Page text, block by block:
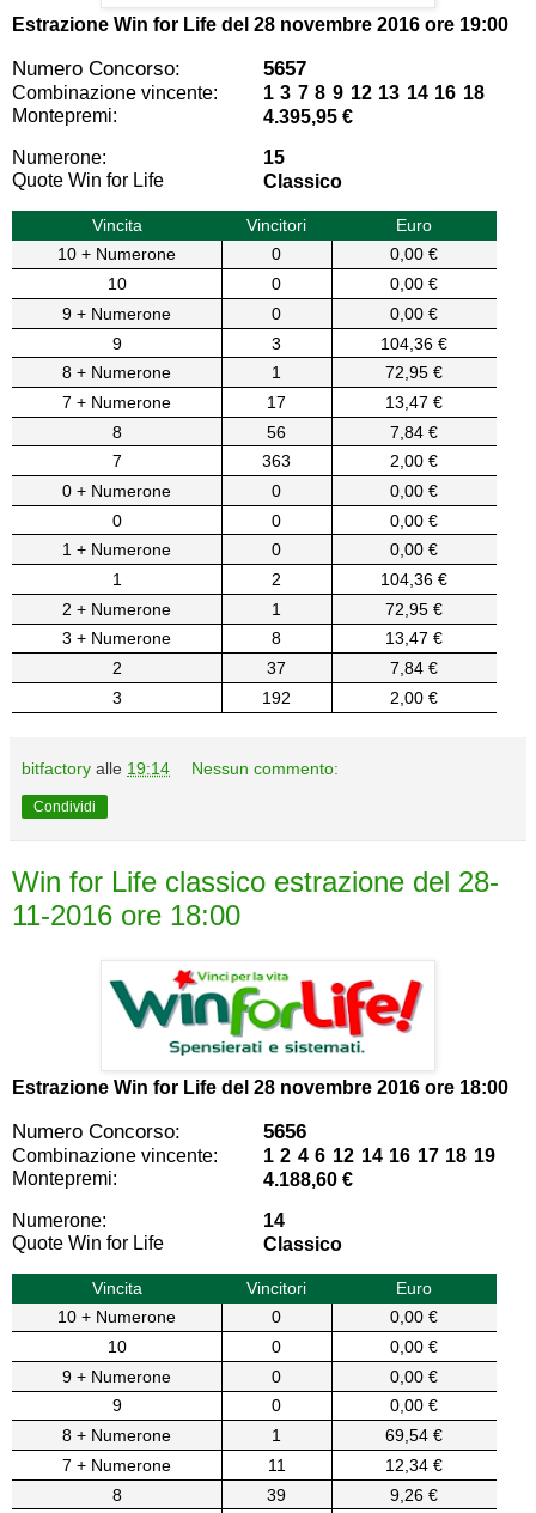
Estrazione Win for Life del 28 novembre 2016 ore 19:00
Numero Concorso: 5657
Combinazione vincente:
1 3 7 8 9 12 13 14 16 18
Montepremi:
4.395,95 €
Numerone:
15
Quote Win for Life
Classico
Vincita Vincitori
Euro
10 + Numerone
0
0,00 €
10
0
0,00 €
9 + Numerone
0
0,00 €
9
3
104,36 €
8 + Numerone
1
72,95 €
7 + Numerone
17
13,47 €
8
56
7,84 €
7
363
2,00 €
0 + Numerone
0
0,00 €
0
0
0,00 €
1 + Numerone
0
0,00 €
1
2
104,36 €
2 + Numerone
1
72,95 €
3 + Numerone
8
13,47 €
2
37
7,84 €
3
192 2,00 €
bitfactory alle 19:14 Nessun commento:
Condividi
Win for Life classico estrazione del 28-
11-2016 ore 18:00
Estrazione Win for Life del 28 novembre 2016 ore 18:00
Numero Concorso: 5656
Combinazione vincente:
1 2 4 6 12 14 16 17 18 19
Montepremi:
4.188,60 €
Numerone:
14
Quote Win for Life
Classico
Vincita Vincitori
Euro
10 + Numerone
0
0,00 €
10
0
0,00 €
9 + Numerone
0
0,00 €
9
0
0,00 €
8 + Numerone
1
69,54 €
7 + Numerone
11
12,34 €
8
39
9,26 €